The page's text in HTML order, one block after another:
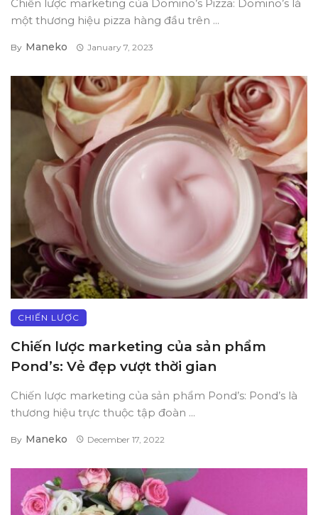
Chiến lược marketing của Domino’s Pizza: Domino’s là
một thương hiệu pizza hàng đầu trên ...
By Maneko January 7, 2023
CHIẾN LƯỢC
Chiến lược marketing của sản phẩm
Pond’s: Vẻ đẹp vượt thời gian
Chiến lược marketing của sản phẩm Pond’s: Pond’s là
thương hiệu trực thuộc tập đoàn ...
By Maneko December 17, 2022